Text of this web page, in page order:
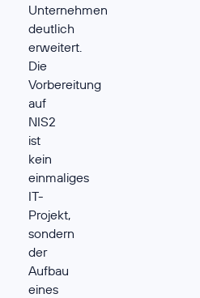
Unternehmen
deutlich
erweitert.
Die
Vorbereitung
auf
NIS2
ist
kein
einmaliges
IT-
Projekt,
sondern
der
Aufbau
eines